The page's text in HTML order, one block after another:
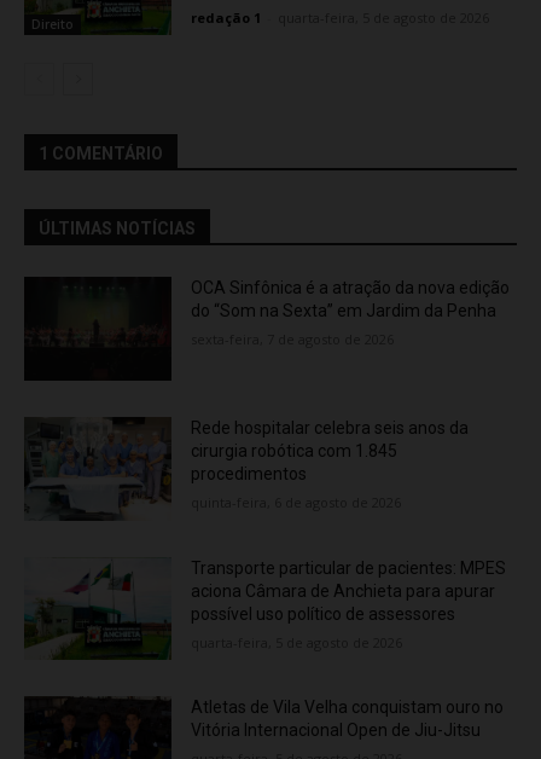
Direito redação 1
1 COMENTÁRIO
ÚLTIMAS NOTÍCIAS
OCA Sinfônica é a atração da nova edição
do “Som na Sexta” em Jardim da Penha
Rede hospitalar celebra seis anos da
cirurgia robótica com 1.845
procedimentos
Transporte particular de pacientes: MPES
aciona Câmara de Anchieta para apurar
possível uso político de assessores
Atletas de Vila Velha conquistam ouro no
Vitória Internacional Open de Jiu-Jitsu